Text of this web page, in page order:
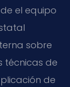
el equipo
sobre
técnicas de
de